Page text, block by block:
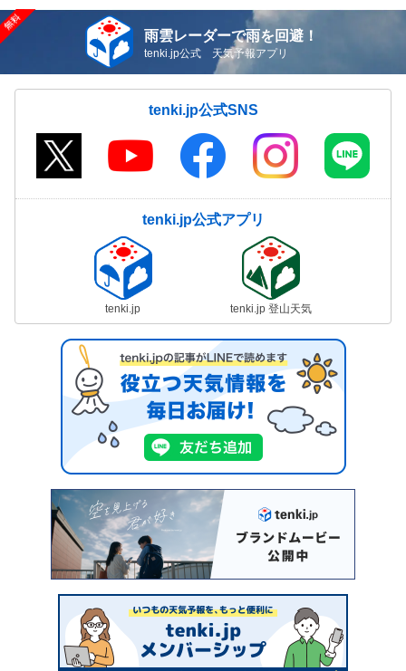
雨雲レーダーで雨を回避！
tenki.jp公式 天気予報アプリ
tenki.jp公式SNS
tenki.jp公式アプリ
tenki.jp tenki.jp 登山天気